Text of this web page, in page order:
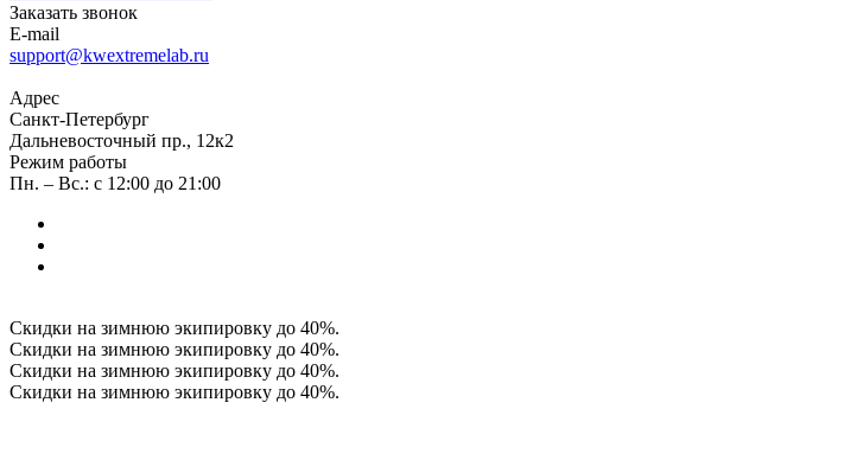
Заказать звонок
E-mail
support@kwextremelab.ru
Адрес
Санкт-Петербург
Дальневосточный пр., 12к2
Режим работы
Пн. – Вс.: с 12:00 до 21:00
Скидки на зимнюю экипировку до 40%.
Скидки на зимнюю экипировку до 40%.
Скидки на зимнюю экипировку до 40%.
Скидки на зимнюю экипировку до 40%.